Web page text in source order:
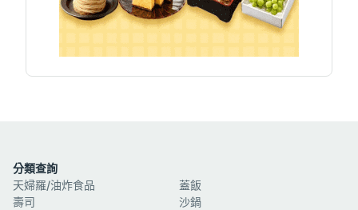
分類查詢
天婦羅/油炸食品
壽司
蓋飯
沙鍋